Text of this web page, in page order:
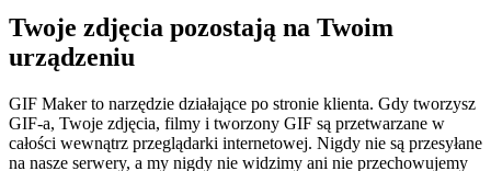
Twoje zdjęcia pozostają na Twoim
urządzeniu
GIF Maker to narzędzie działające po stronie klienta. Gdy tworzysz
GIF-a, Twoje zdjęcia, filmy i tworzony GIF są przetwarzane w
całości wewnątrz przeglądarki internetowej. Nigdy nie są przesyłane
na nasze serwery, a my nigdy nie widzimy ani nie przechowujemy